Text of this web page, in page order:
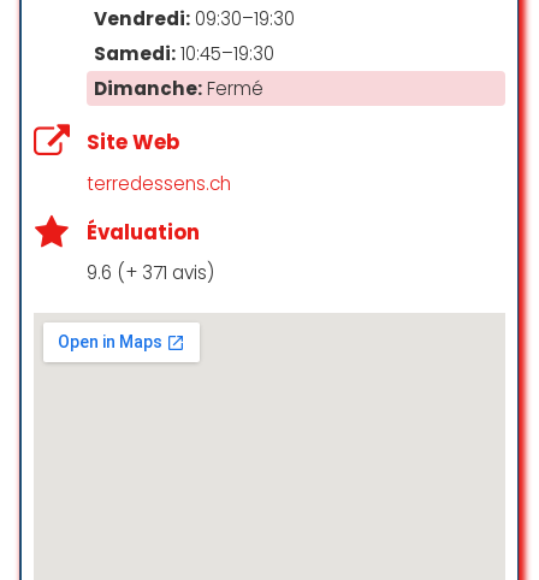
Vendredi: 09:30–19:30
Samedi:10:45–19:30
Dimanche:Fermé
Site Web
terredessens.ch
Évaluation
9.6 (+ 371 avis)